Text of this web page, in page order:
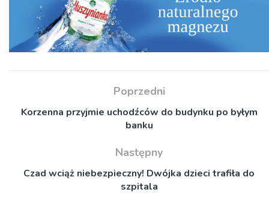
Poprzedni
Korzenna przyjmie uchodźców do budynku po byłym
banku
Następny
Czad wciąż niebezpieczny! Dwójka dzieci trafiła do
szpitala